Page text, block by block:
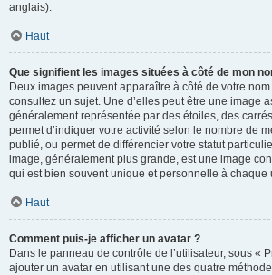
anglais).
Haut
Que signifient les images situées à côté de mon
Deux images peuvent apparaître à côté de votre
consultez un sujet. Une d’elles peut être une image
généralement représentée par des étoiles, des
permet d’indiquer votre activité selon le nombre de
publié, ou permet de différencier votre statut
image, généralement plus grande, est une image
qui est bien souvent unique et personnelle à chaque
Haut
Comment puis-je afficher un avatar ?
Dans le panneau de contrôle de l’utilisateur, sous «
ajouter un avatar en utilisant une des quatre